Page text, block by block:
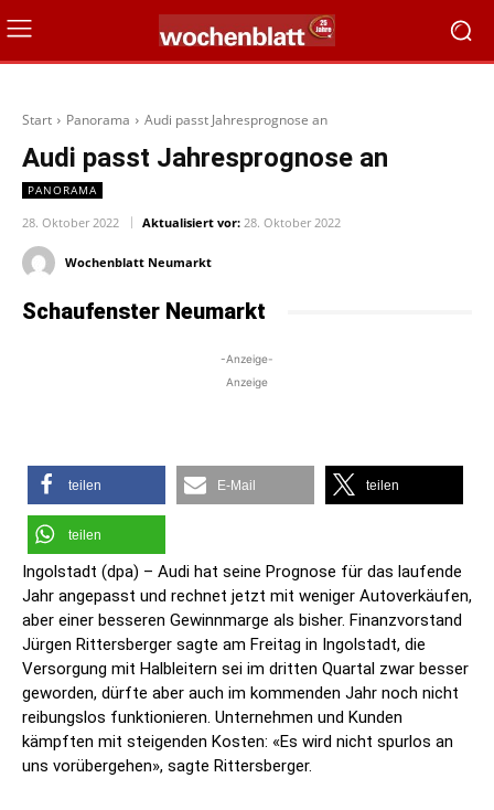
Start Panorama Audi passt Jahresprognose an
Audi passt Jahresprognose an
PANORAMA
28. Oktober 2022 Aktualisiert vor: 28. Oktober 2022
Wochenblatt Neumarkt
Schaufenster Neumarkt
-Anzeige-
Anzeige
teilen E-Mail teilen
teilen
Ingolstadt (dpa) – Audi hat seine Prognose für das laufende
Jahr angepasst und rechnet jetzt mit weniger Autoverkäufen,
aber einer besseren Gewinnmarge als bisher. Finanzvorstand
Jürgen Rittersberger sagte am Freitag in Ingolstadt, die
Versorgung mit Halbleitern sei im dritten Quartal zwar besser
geworden, dürfte aber auch im kommenden Jahr noch nicht
reibungslos funktionieren. Unternehmen und Kunden
kämpften mit steigenden Kosten: «Es wird nicht spurlos an
uns vorübergehen», sagte Rittersberger.